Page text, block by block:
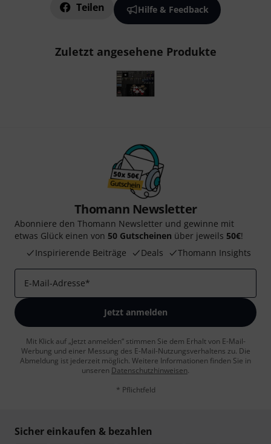
Teilen Hilfe & Feedback
Zuletzt angesehene Produkte
Thomann Newsletter
Abonniere den Thomann Newsletter und gewinne mit
etwas Glück einen von 50 Gutscheinen über jeweils 50€!
Inspirierende Beiträge
Deals Thomann Insights
E-Mail-Adresse*
Jetzt anmelden
Mit Klick auf „Jetzt anmelden“ stimmen Sie dem Erhalt von E-Mail-
Werbung und einer Messung des E-Mail-Nutzungsverhaltens zu. Die
Abmeldung ist jederzeit möglich. Weitere Informationen finden Sie in
unseren Datenschutzhinweisen.
* Pflichtfeld
Sicher einkaufen & bezahlen